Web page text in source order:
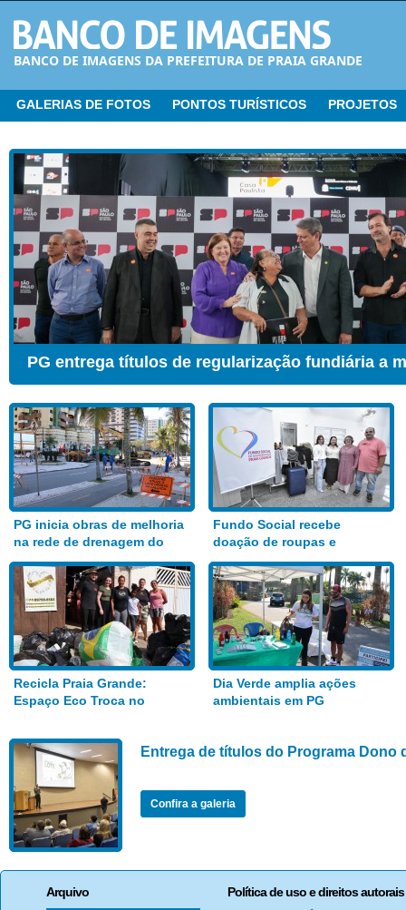
BANCO DE IMAGENS DA PREFEITURA DE PRAIA GRANDE
GALERIAS DE FOTOS PONTOS TURÍSTICOS PROJETOS
CER ganha Sala de Estimulação Sensorial
PG inicia obras de melhoria
na rede de drenagem do
Bairro Aviação
Fundo Social recebe
doação de roupas e
alimentos
Recicla Praia Grande:
Espaço Eco Troca no
Dia Verde amplia ações
ambientais em PG
Entrega de títulos do Programa Dono
Confira a galeria
Arquivo Política de uso e direitos autorais